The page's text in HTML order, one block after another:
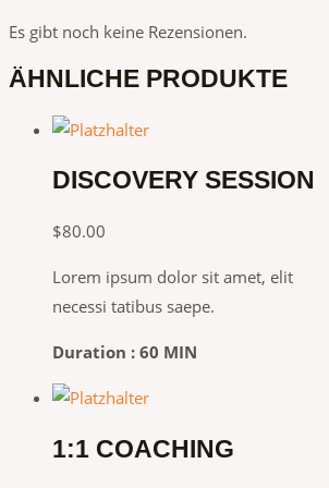
Es gibt noch keine Rezensionen.
ÄHNLICHE PRODUKTE
DISCOVERY SESSION
$80.00
Lorem ipsum dolor sit amet, elit
necessi tatibus saepe.
Duration : 60 MIN
1:1 COACHING